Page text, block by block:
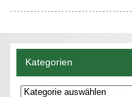
Kategorien
Kategorien